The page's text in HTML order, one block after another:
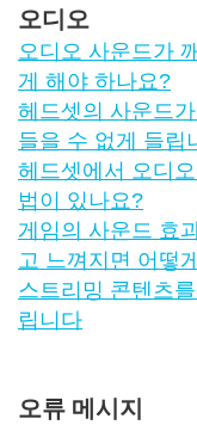
오디오
오디오 사운드가
게 해야 하나요?
헤드셋의 사운드
들을 수 없게 들립
헤드셋에서 오디
법이 있나요?
게임의 사운드 효
고 느껴지면 어떻
스트리밍 콘텐츠
립니다
오류 메시지